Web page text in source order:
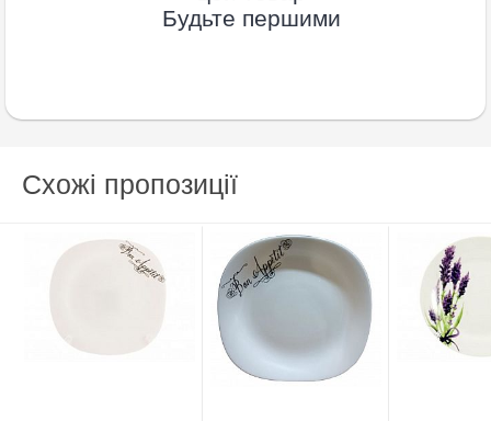
Будьте першими
Схожі пропозиції